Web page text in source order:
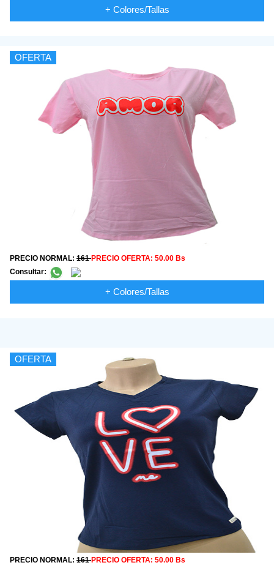
+ Colores/Tallas
OFERTA
PRECIO NORMAL: 161PRECIO OFERTA: 50.00 Bs
Consultar:
+ Colores/Tallas
OFERTA
PRECIO NORMAL: 161PRECIO OFERTA: 50.00 Bs